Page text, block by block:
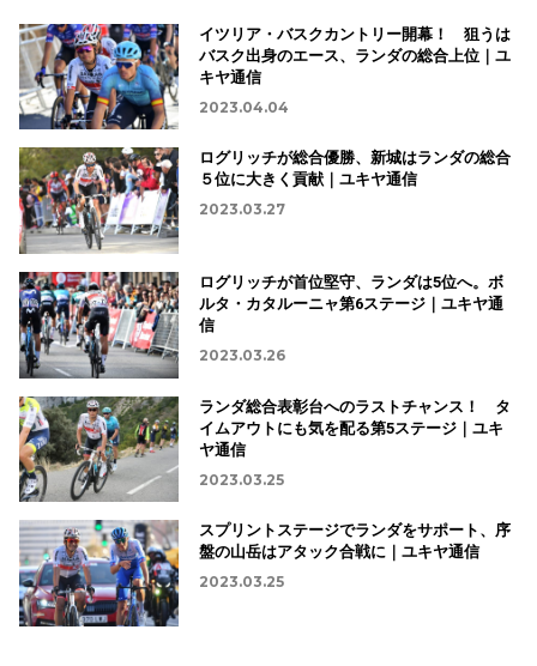
イツリア・バスクカントリー開幕！ 狙うは
バスク出身のエース、ランダの総合上位｜ユ
キヤ通信
2023.04.04
ログリッチが総合優勝、新城はランダの総合
５位に大きく貢献｜ユキヤ通信
2023.03.27
ログリッチが首位堅守、ランダは5位へ。ボ
ルタ・カタルーニャ第6ステージ｜ユキヤ通
信
2023.03.26
ランダ総合表彰台へのラストチャンス！ タ
イムアウトにも気を配る第5ステージ｜ユキ
ヤ通信
2023.03.25
スプリントステージでランダをサポート、序
盤の山岳はアタック合戦に｜ユキヤ通信
2023.03.25